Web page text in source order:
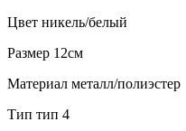
Цвет никель/белый
Размер 12см
Материал металл/полиэстер
Тип тип 4